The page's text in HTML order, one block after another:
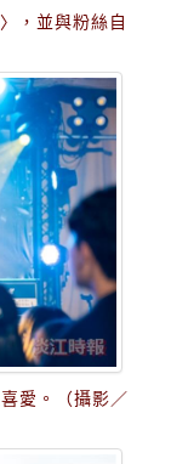
，並與粉絲自
愛。（攝影／